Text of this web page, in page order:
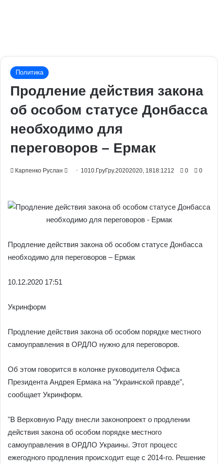
Политика
Продление действия закона
об особом статусе Донбасса
необходимо для
переговоров – Ермак
Карпенко Руслан
Send 1010.ГруГру.20202020, 1818:1212 0 0
Продление действия закона об особом статусе Донбасса
необходимо для переговоров – Ермак
10.12.2020 17:51
Укринформ
Продление действия закона об особом порядке местного
самоуправления в ОРДЛО нужно для переговоров.
Об этом говорится в колонке руководителя Офиса
Президента Андрея Ермака на "Украинской правде",
сообщает Укринформ.
"В Верховную Раду внесли законопроект о продлении
действия закона об особом порядке местного
самоуправления в ОРДЛО Украины. Этот процесс
ежегодного продления происходит еще с 2014-го. Решение